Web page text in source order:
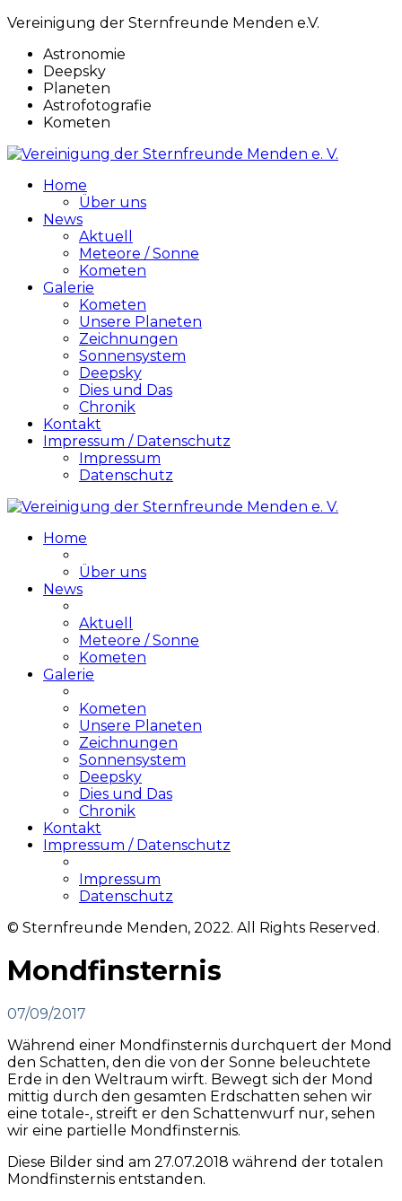
Vereinigung der Sternfreunde Menden e.V.
Astronomie
Deepsky
Planeten
Astrofotografie
Kometen
Home
Über uns
News
Aktuell
Meteore / Sonne
Kometen
Galerie
Kometen
Unsere Planeten
Zeichnungen
Sonnensystem
Deepsky
Dies und Das
Chronik
Kontakt
Impressum / Datenschutz
Impressum
Datenschutz
Home
Über uns
News
Aktuell
Meteore / Sonne
Kometen
Galerie
Kometen
Unsere Planeten
Zeichnungen
Sonnensystem
Deepsky
Dies und Das
Chronik
Kontakt
Impressum / Datenschutz
Impressum
Datenschutz
© Sternfreunde Menden, 2022. All Rights Reserved.
Mondfinsternis
07/09/2017
Während einer Mondfinsternis durchquert der Mond
den Schatten, den die von der Sonne beleuchtete
Erde in den Weltraum wirft. Bewegt sich der Mond
mittig durch den gesamten Erdschatten sehen wir
eine totale-, streift er den Schattenwurf nur, sehen
wir eine partielle Mondfinsternis.
Diese Bilder sind am 27.07.2018 während der totalen
Mondfinsternis entstanden.